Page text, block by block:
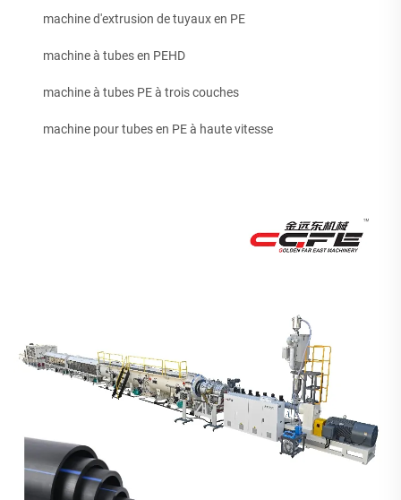
machine d'extrusion de tuyaux en PE
machine à tubes en PEHD
machine à tubes PE à trois couches
machine pour tubes en PE à haute vitesse